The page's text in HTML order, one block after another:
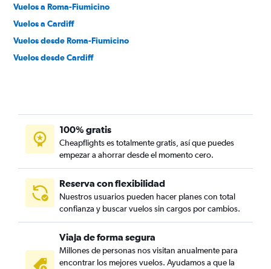
Vuelos a Roma-Fiumicino
Vuelos a Cardiff
Vuelos desde Roma-Fiumicino
Vuelos desde Cardiff
100% gratis
Cheapflights es totalmente gratis, así que puedes
empezar a ahorrar desde el momento cero.
Reserva con flexibilidad
Nuestros usuarios pueden hacer planes con total
confianza y buscar vuelos sin cargos por cambios.
Viaja de forma segura
Millones de personas nos visitan anualmente para
encontrar los mejores vuelos. Ayudamos a que la